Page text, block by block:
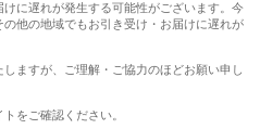
に遅れが発生する可能性がございます。今
他の地域でもお引き受け・お届けに遅れが
ますが、ご理解・ご協力のほどお願い申し
をご確認ください。